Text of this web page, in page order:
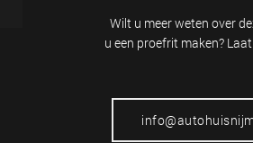
Wilt u meer weten over
u een proefrit maken?